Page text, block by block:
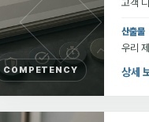
COMPETENCY
산출물
우리
상세